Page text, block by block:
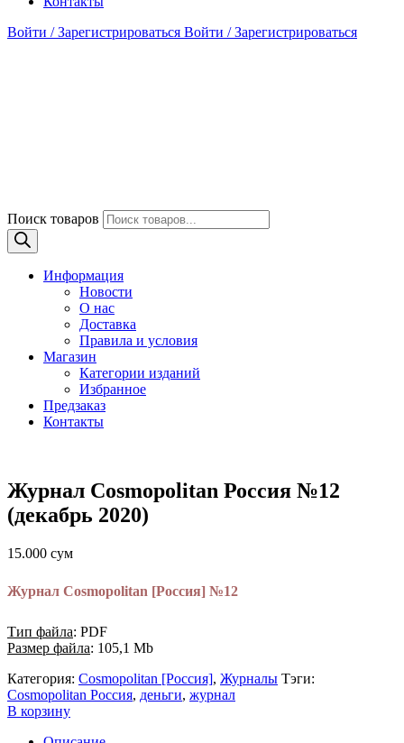
Войти / Зарегистрироваться Войти / Зарегистрироваться
Поиск товаров
Информация
Новости
О нас
Доставка
Правила и условия
Магазин
Категории изданий
Избранное
Предзаказ
Контакты
Журнал Cosmopolitan Россия №12
(декабрь 2020)
15.000 сум
Журнал Cosmopolitan [Россия] №12
Тип файла: PDF
Размер файла: 105,1 Mb
Категория: Cosmopolitan [Россия], Журналы Тэги:
Cosmopolitan Россия, деньги, журнал
В корзину